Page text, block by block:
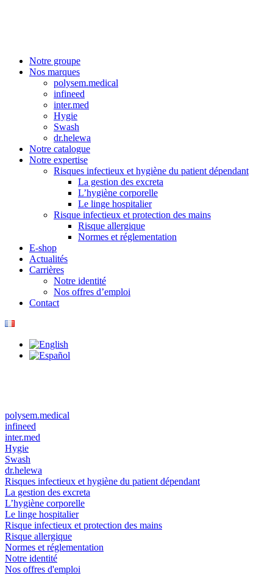
Notre groupe
Nos marques
polysem.medical
infineed
inter.med
Hygie
Swash
dr.helewa
Notre catalogue
Notre expertise
Risques infectieux et hygiène du patient dépendant
La gestion des excreta
L’hygiène corporelle
Le linge hospitalier
Risque infectieux et protection des mains
Risque allergique
Normes et réglementation
E-shop
Actualités
Carrières
Notre identité
Nos offres d’emploi
Contact
polysem.medical
infineed
inter.med
Hygie
Swash
dr.helewa
Risques infectieux et hygiène du patient dépendant
La gestion des excreta
L’hygiène corporelle
Le linge hospitalier
Risque infectieux et protection des mains
Risque allergique
Normes et réglementation
Notre identité
Nos offres d'emploi